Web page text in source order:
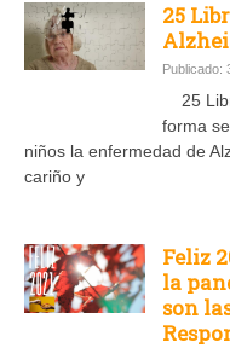
25
Publicado:
25
forma
niños la enfermedad de
cariño y
Feliz
la
son